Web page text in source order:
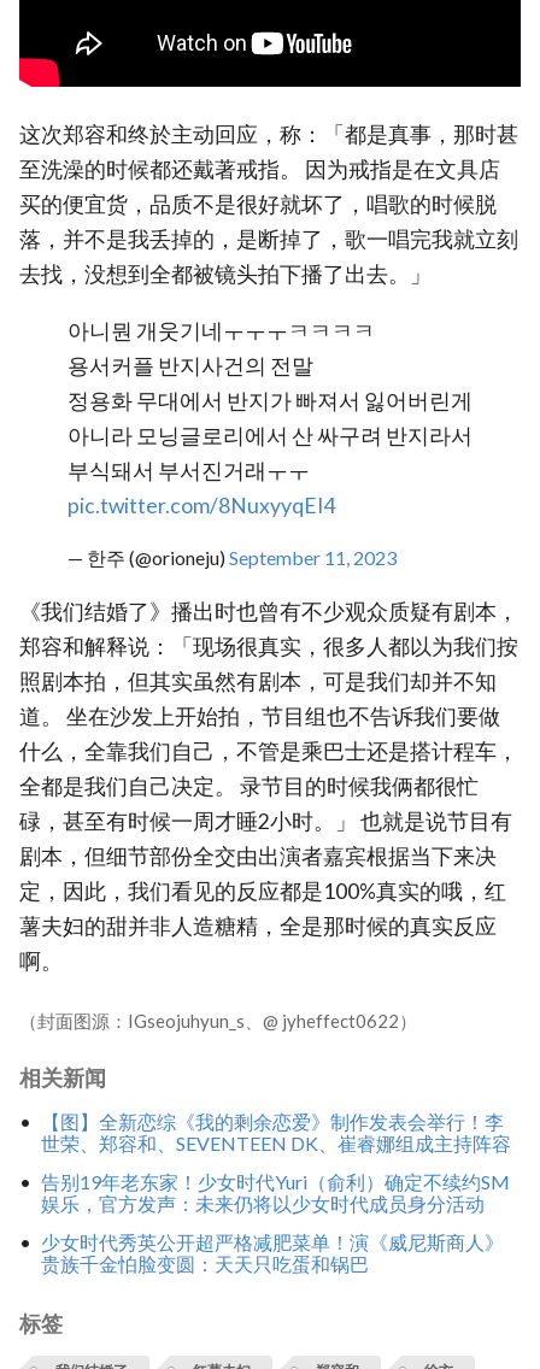
这次郑容和终於主动回应，称：「都是真事，那时甚
至洗澡的时候都还戴著戒指。 因为戒指是在文具店
买的便宜货，品质不是很好就坏了，唱歌的时候脱
落，并不是我丢掉的，是断掉了，歌一唱完我就立刻
去找，没想到全都被镜头拍下播了出去。」
아니뭔 개웃기네ㅜㅜㅜㅋㅋㅋㅋ
용서커플 반지사건의 전말
정용화 무대에서 반지가 빠져서 잃어버린게
아니라 모닝글로리에서 산 싸구려 반지라서
부식돼서 부서진거래ㅜㅜ
pic.twitter.com/8NuxyyqEI4
— 한주 (@orioneju)September 11, 2023
《我们结婚了》播出时也曾有不少观众质疑有剧本，
郑容和解释说：「现场很真实，很多人都以为我们按
照剧本拍，但其实虽然有剧本，可是我们却并不知
道。 坐在沙发上开始拍，节目组也不告诉我们要做
什么，全靠我们自己，不管是乘巴士还是搭计程车，
全都是我们自己决定。 录节目的时候我俩都很忙
碌，甚至有时候一周才睡2小时。」 也就是说节目有
剧本，但细节部份全交由出演者嘉宾根据当下来决
定，因此，我们看见的反应都是100%真实的哦，红
薯夫妇的甜并非人造糖精，全是那时候的真实反应
啊。
（封面图源：IGseojuhyun_s、@ jyheffect0622）
相关新闻
【图】全新恋综《我的剩余恋爱》制作发表会举行！李
世荣、郑容和、SEVENTEEN DK、崔睿娜组成主持阵容
告别19年老东家！少女时代Yuri（俞利）确定不续约SM
娱乐，官方发声：未来仍将以少女时代成员身分活动
少女时代秀英公开超严格减肥菜单！演《威尼斯商人》
贵族千金怕脸变圆：天天只吃蛋和锅巴
标签